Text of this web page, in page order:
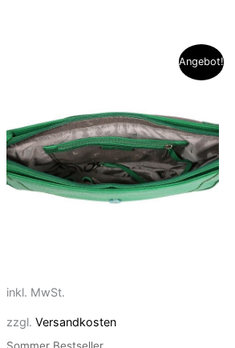
Angebot!
inkl. MwSt.
zzgl. Versandkosten
mehrere
Varianten
auf.
Die
Produktseite
werden